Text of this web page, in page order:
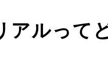
アルって